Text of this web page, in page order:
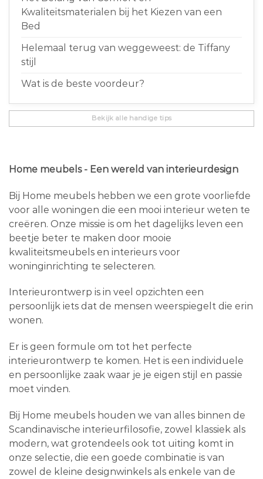
Kwaliteitsmaterialen bij het Kiezen van een
Bed
Helemaal terug van weggeweest: de Tiffany
stijl
Wat is de beste voordeur?
Bekijk alle handige tips
Home meubels - Een wereld van interieurdesign
Bij Home meubels hebben we een grote voorliefde
voor alle woningen die een mooi interieur weten te
creëren. Onze missie is om het dagelijks leven een
beetje beter te maken door mooie
kwaliteitsmeubels en interieurs voor
woninginrichting te selecteren.
Interieurontwerp is in veel opzichten een
persoonlijk iets dat de mensen weerspiegelt die erin
wonen.
Er is geen formule om tot het perfecte
interieurontwerp te komen. Het is een individuele
en persoonlijke zaak waar je je eigen stijl en passie
moet vinden.
Bij Home meubels houden we van alles binnen de
Scandinavische interieurfilosofie, zowel klassiek als
modern, wat grotendeels ook tot uiting komt in
onze selectie, die een goede combinatie is van
zowel de kleine designwinkels als enkele van de